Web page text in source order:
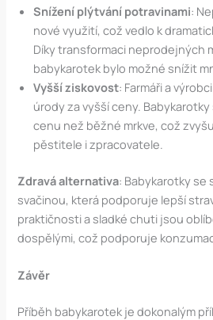
Snížení plýtvání potravinami:
nové využití, což vedlo k
Díky transformaci neprodejných
babykarotek bylo možné snížit
Vyšší ziskovost: Farmáři a
úrody za vyšší ceny.
cenu než běžné mrkve, což
pěstitele i zpracovatele.
Zdravá alternativa: Babykarotky se
svačinou, která podporuje lepší
praktičnosti a sladké chuti jsou
dospělými, což podporuje
Závěr
Příběh babykarotek je dokonalým